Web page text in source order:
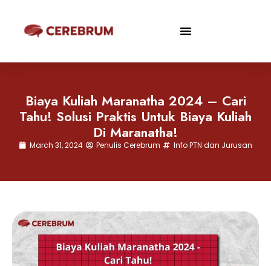
Biaya Kuliah Maranatha 2024 – Cari
Tahu! Solusi Praktis Untuk Biaya Kuliah
Di Maranatha!
March 31, 2024 Penulis Cerebrum Info PTN dan Jurusan